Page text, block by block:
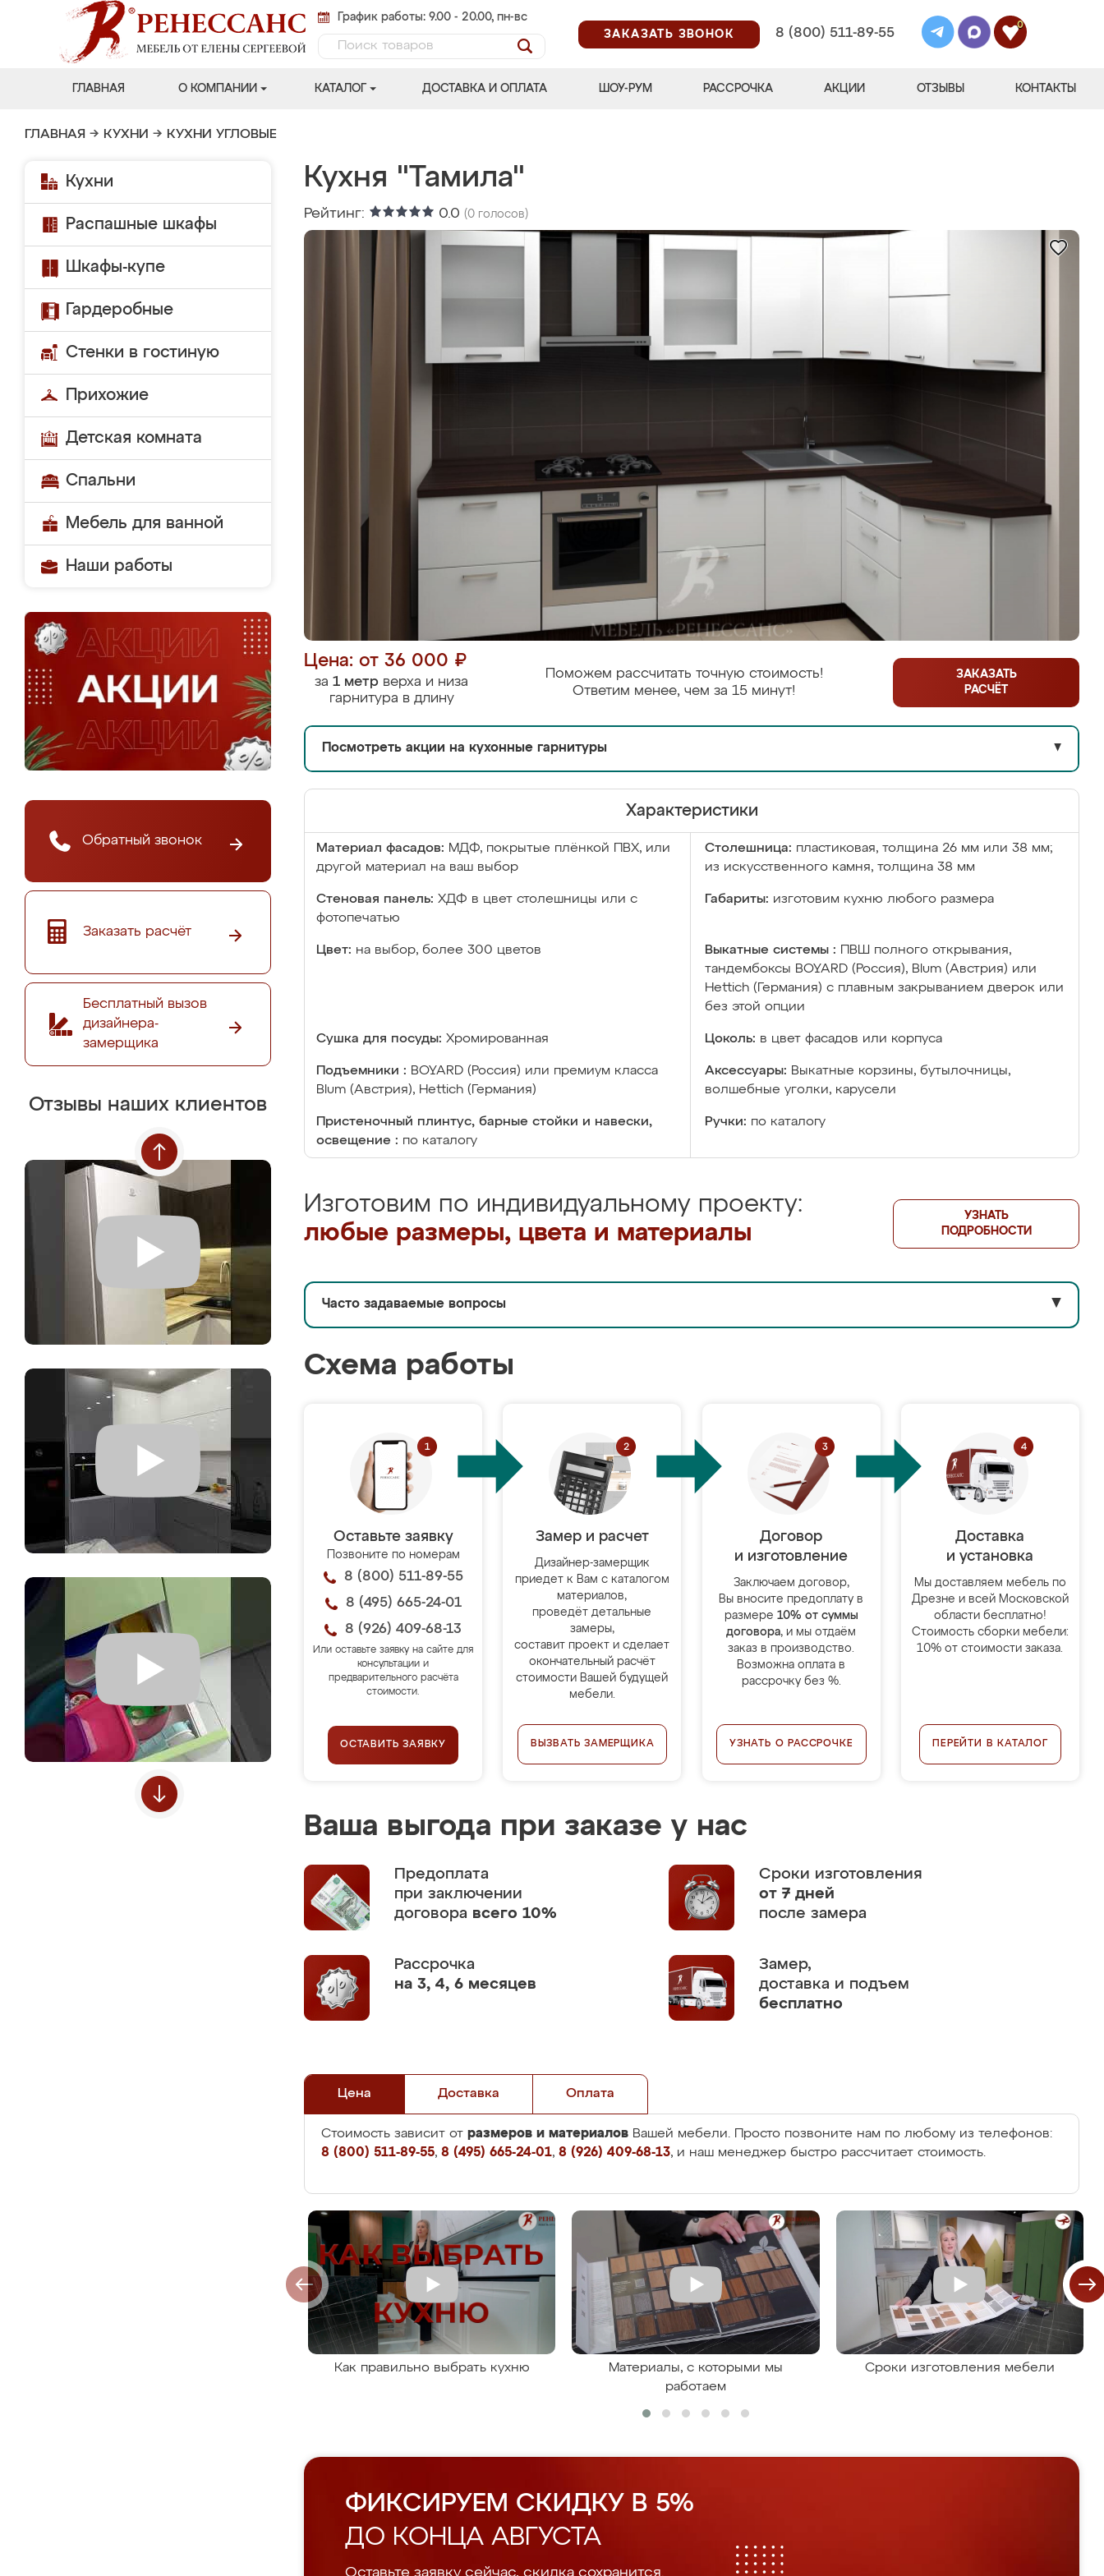
График работы: 9.00 - 20.00, пн-вс
ЗАКАЗАТЬ ЗВОНОК
8 (800) 511-89-55
0
ГЛАВНАЯ О КОМПАНИИ КАТАЛОГ ДОСТАВКА И ОПЛАТА ШОУ-РУМ РАССРОЧКА АКЦИИ ОТЗЫВЫ КОНТАКТЫ
ГЛАВНАЯ → КУХНИ → КУХНИ УГЛОВЫЕ
Кухни
Распашные шкафы
Шкафы-купе
Гардеробные
Стенки в гостиную
Прихожие
Детская комната
Спальни
Мебель для ванной
Наши работы
Обратный звонок
Заказать расчёт
Бесплатный вызов
дизайнера-
замерщика
Отзывы наших клиентов
Кухня "Тамила"
Рейтинг: 0.0 (0 голосов)
Цена: от 36 000 ₽
за 1 метр верха и низа
гарнитура в длину
Поможем рассчитать точную стоимость!
Ответим менее, чем за 15 минут!
ЗАКАЗАТЬ
РАСЧЁТ
Посмотреть акции на кухонные гарнитуры ▼
Характеристики
Материал фасадов: МДФ, покрытые плёнкой ПВХ, или
другой материал на ваш выбор
Столешница: пластиковая, толщина 26 мм или 38 мм;
из искусственного камня, толщина 38 мм
Стеновая панель: ХДФ в цвет столешницы или с
фотопечатью
Габариты: изготовим кухню любого размера
Цвет: на выбор, более 300 цветов Выкатные системы :
ПВШ полного открывания,
тандембоксы BOYARD (Россия), Blum (Австрия) или
Hettich (Германия) с плавным закрыванием дверок или
без этой опции
Сушка для посуды: Хромированная Цоколь: в цвет фасадов или корпуса
Подъемники : BOYARD (Россия) или премиум класса
Blum (Австрия), Hettich (Германия)
Аксессуары: Выкатные корзины, бутылочницы,
волшебные уголки, карусели
Пристеночный плинтус, барные стойки и навески,
освещение : по каталогу
Ручки: по каталогу
Изготовим по индивидуальному проекту:
любые размеры, цвета и материалы
УЗНАТЬ
ПОДРОБНОСТИ
Часто задаваемые вопросы ▼
Схема работы
Оставьте заявку
Позвоните по номерам
8 (800) 511-89-55
8 (495) 665-24-01
8 (926) 409-68-13
Или оставьте заявку на сайте для
консультации и
предварительного расчёта
стоимости.
ОСТАВИТЬ ЗАЯВКУ
Замер и расчет
Дизайнер-замерщик
приедет к Вам с каталогом
материалов,
проведёт детальные
замеры,
составит проект и сделает
окончательный расчёт
стоимости Вашей будущей
мебели.
ВЫЗВАТЬ ЗАМЕРЩИКА
Договор
и изготовление
Заключаем договор,
Вы вносите предоплату в
размере 10% от суммы
договора, и мы отдаём
заказ в производство.
Возможна оплата в
рассрочку без %.
УЗНАТЬ О РАССРОЧКЕ
Доставка
и установка
Мы доставляем мебель по
Дрезне и всей Московской
области бесплатно!
Стоимость сборки мебели:
10% от стоимости заказа.
ПЕРЕЙТИ В КАТАЛОГ
Ваша выгода при заказе у нас
Предоплата
при заключении
договора всего 10%
Сроки изготовления
от 7 дней
после замера
Рассрочка
на 3, 4, 6 месяцев
Замер,
доставка и подъем
бесплатно
Цена Доставка Оплата
Стоимость зависит от размеров и материалов Вашей мебели. Просто позвоните нам по любому из телефонов:
8 (800) 511-89-55, 8 (495) 665-24-01, 8 (926) 409-68-13, и наш менеджер быстро рассчитает стоимость.
Как правильно выбрать кухню
Материалы, с которыми мы
работаем
Сроки изготовления мебели
ФИКСИРУЕМ СКИДКУ В 5%
ДО КОНЦА АВГУСТА
Оставьте заявку сейчас, скидка сохранится.